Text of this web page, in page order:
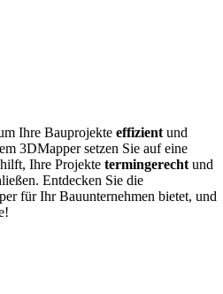
Ihre Bauprojekte effizient und
3DMapper setzen Sie auf eine
Ihre Projekte termingerecht und
Entdecken Sie die
für Ihr Bauunternehmen bietet, und